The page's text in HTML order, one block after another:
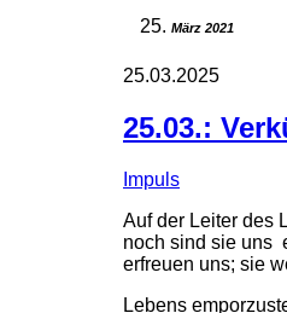
März 2021
25.03.2025
25.03.:
Impuls
Auf der Leiter des
noch sind sie uns
erfreuen uns; sie
Lebens